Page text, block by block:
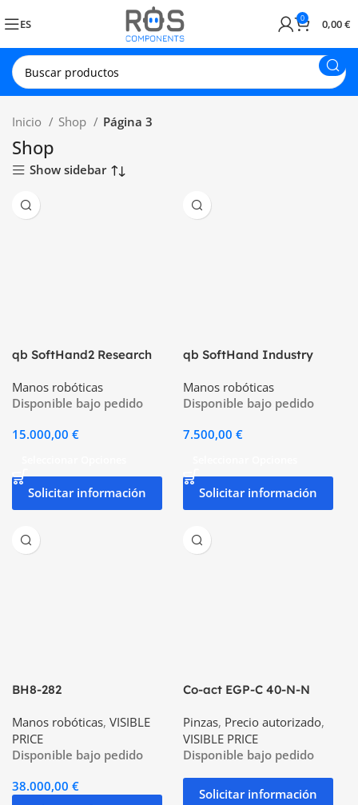
ES 0 0,00€
Inicio Shop Página 3
Shop
Show sidebar
qb SoftHand2 Research
Manos robóticas
Disponible bajo pedido
15.000,00 €
Solicitar información
qb SoftHand Industry
Manos robóticas
Disponible bajo pedido
7.500,00 €
Solicitar información
BH8-282
Manos robóticas, VISIBLE
PRICE
Disponible bajo pedido
38.000,00 €
Co-act EGP-C 40-N-N
Pinzas, Precio autorizado,
VISIBLE PRICE
Disponible bajo pedido
Solicitar información